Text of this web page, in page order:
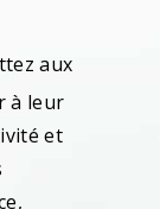
aux
à leur
et